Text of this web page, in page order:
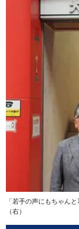
「若手の声にもちゃん
（右）